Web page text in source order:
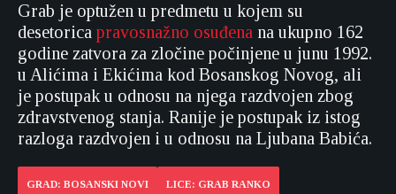
Grab je optužen u predmetu u kojem su
desetorica pravosnažno osuđena na ukupno 162
godine zatvora za zločine počinjene u junu 1992.
u Alićima i Ekićima kod Bosanskog Novog, ali
je postupak u odnosu na njega razdvojen zbog
zdravstvenog stanja. Ranije je postupak iz istog
razloga razdvojen i u odnosu na Ljubana Babića.
GRAD: BOSANSKI NOVI LICE: GRAB RANKO